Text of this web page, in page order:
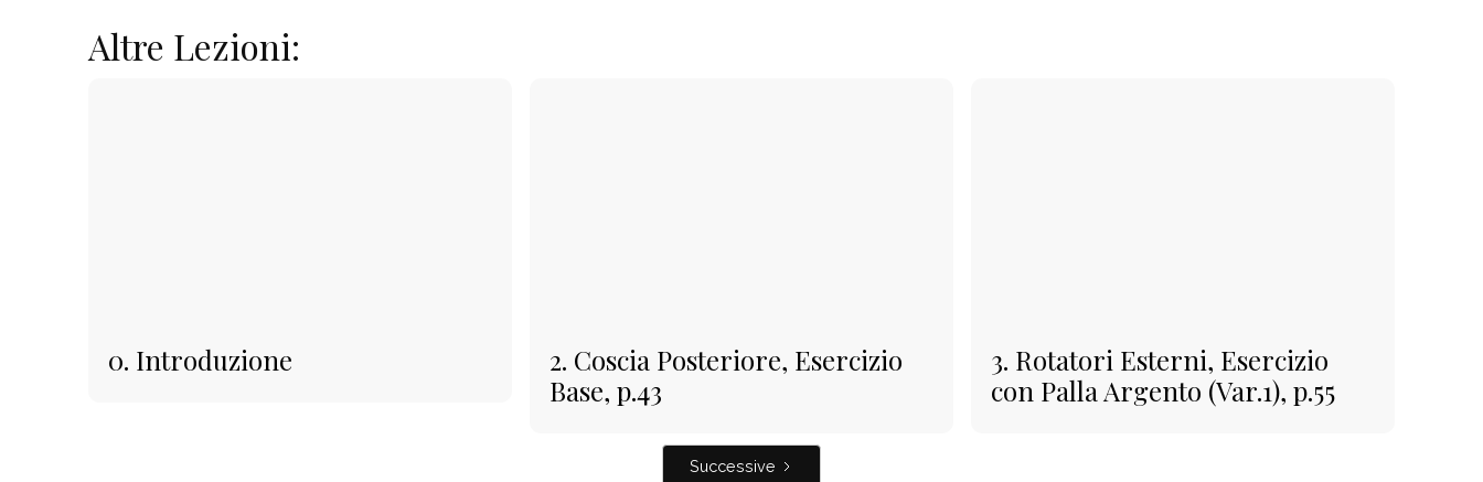
Altre Lezioni:
0. Introduzione
2. Coscia Posteriore, Esercizio
Base, p.43
3. Rotatori Esterni, Esercizio
con Palla Argento (Var.1), p.55
Successive